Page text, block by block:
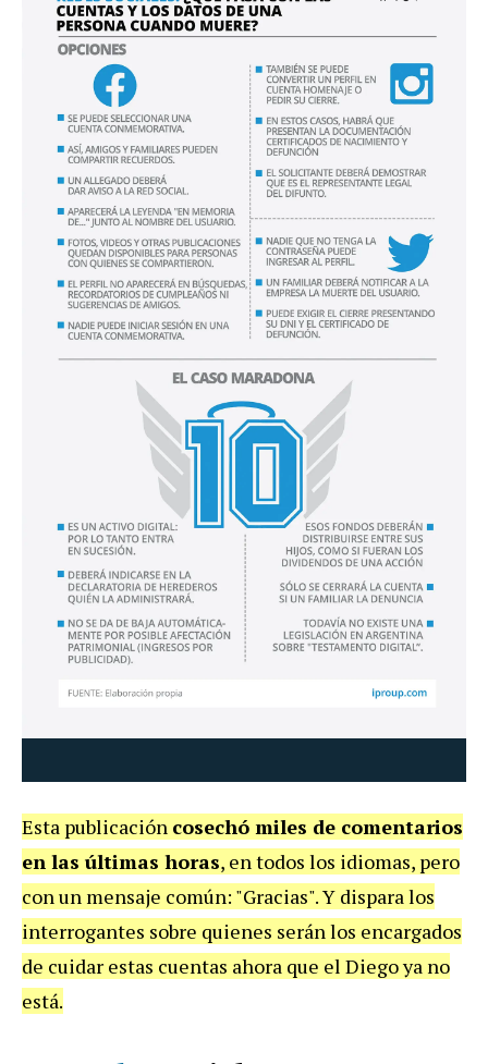
Esta publicación cosechó miles de comentarios
en las últimas horas, en todos los idiomas, pero
con un mensaje común: "Gracias". Y dispara los
interrogantes sobre quienes serán los encargados
de cuidar estas cuentas ahora que el Diego ya no
está.